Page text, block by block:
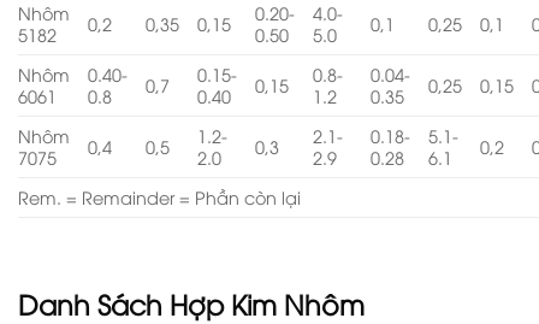
Nhôm
5182
0,2 0,35 0,15
0.20-
0.50
4.0-
5.0
0,1 0,25 0,1
Nhôm
6061
0.40-
0.8
0,7
0.15-
0.40
0,15
0.8-
1.2
0.04-
0.35
0,25 0,15
Nhôm
7075
0,4 0,5
1.2-
2.0
0,3
2.1-
2.9
0.18-
0.28
5.1-
6.1
0,2
Rem. = Remainder = Phần còn lại
Danh Sách Hợp Kim Nhôm